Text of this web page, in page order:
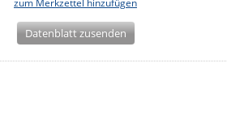
zum Merkzettel hinzufügen
Datenblatt zusenden